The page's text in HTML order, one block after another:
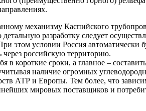
механизму Каспийского
разработку следует
условии Россия автоматически
через российскую территорию.
в короткие сроки, а главное –
наличие огромных
АТР и Европы. Тем более, что
мировых поставщиков и